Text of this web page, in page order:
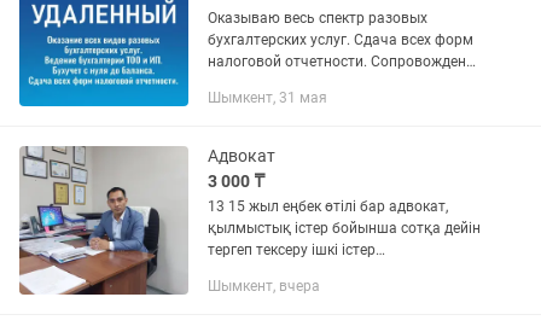
Оказываю весь спектр разовых
бухгалтерских услуг. Сдача всех форм
налоговой отчетности. Сопровождение
Бухучет с нуля до баланса. Цена за
Шымкент, 31 мая
Адвокат
3 000 ₸
13 15 жыл еңбек өтілі бар адвокат,
қылмыстық істер бойынша сотқа дейін
тергеп тексеру ішкі істер
бойынша соттарда жәбірленуші және
Шымкент, вчера